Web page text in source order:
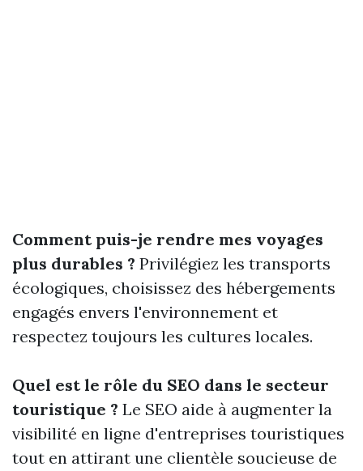
Comment puis-je rendre mes voyages
plus durables ? Privilégiez les transports
écologiques, choisissez des hébergements
engagés envers l'environnement et
respectez toujours les cultures locales.
Quel est le rôle du SEO dans le secteur
touristique ? Le SEO aide à augmenter la
visibilité en ligne d'entreprises touristiques
tout en attirant une clientèle soucieuse de